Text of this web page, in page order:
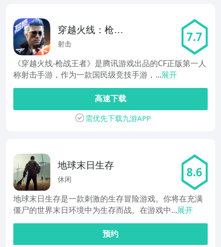
穿越火线：枪战
王者
射击 7.7
《穿越火线-枪战王者》是腾讯游戏出品的CF正版第一人
称射击手游，作为一款国民级竞技手游，...展开
高速下载
需优先下载九游APP
地球末日生存
休闲 8.6
地球末日生存是一款刺激的生存冒险游戏。你将在充满
僵尸的世界末日环境中为生存而战。在游戏中...展开
预约